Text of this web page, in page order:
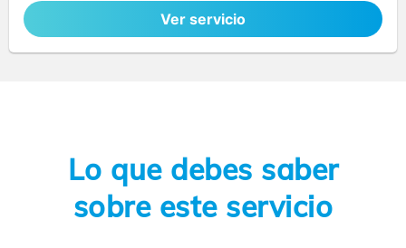
Ver servicio
Lo que debes saber
sobre este servicio